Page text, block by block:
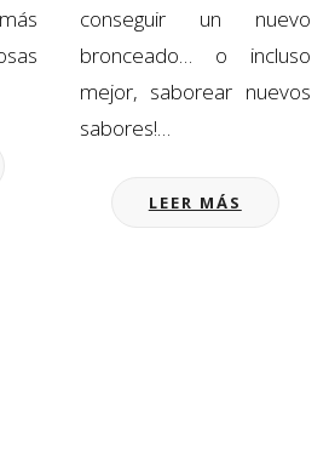
conseguir un nuevo
bronceado… o incluso
mejor, saborear nuevos
sabores!…
LEER MÁS